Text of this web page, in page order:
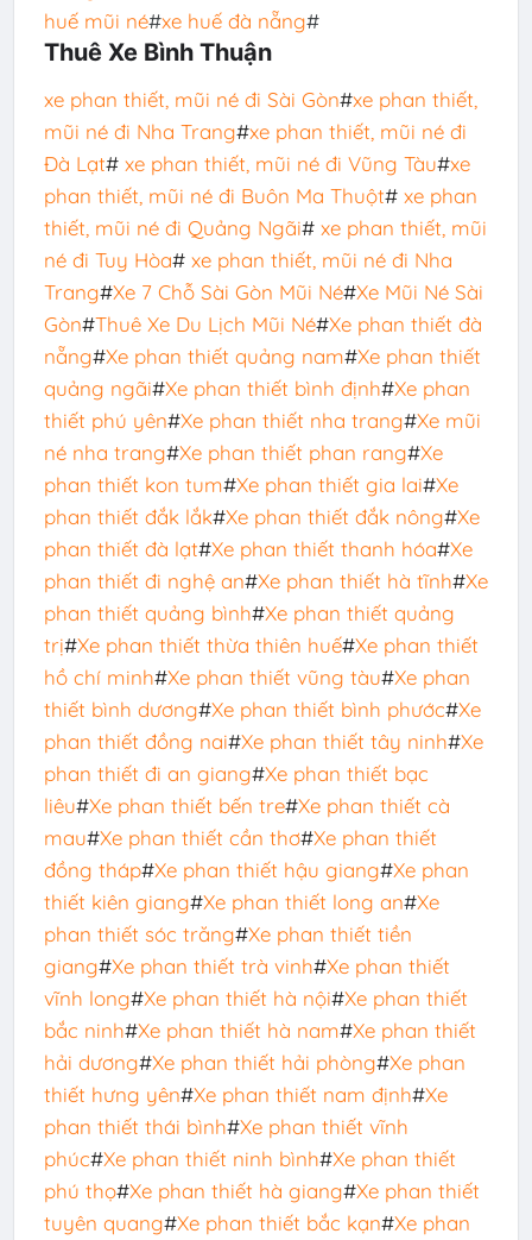
huế mũi né#xe huế đà nẵng#
Thuê Xe Bình Thuận
xe phan thiết, mũi né đi Sài Gòn#xe phan thiết,
mũi né đi Nha Trang#xe phan thiết, mũi né đi
Đà Lạt# xe phan thiết, mũi né đi Vũng Tàu#xe
phan thiết, mũi né đi Buôn Ma Thuột# xe phan
thiết, mũi né đi Quảng Ngãi# xe phan thiết, mũi
né đi Tuy Hòa# xe phan thiết, mũi né đi Nha
Trang#Xe 7 Chỗ Sài Gòn Mũi Né#Xe Mũi Né Sài
Gòn#Thuê Xe Du Lịch Mũi Né#Xe phan thiết đà
nẵng#Xe phan thiết quảng nam#Xe phan thiết
quảng ngãi#Xe phan thiết bình định#Xe phan
thiết phú yên#Xe phan thiết nha trang#Xe mũi
né nha trang#Xe phan thiết phan rang#Xe
phan thiết kon tum#Xe phan thiết gia lai#Xe
phan thiết đắk lắk#Xe phan thiết đắk nông#Xe
phan thiết đà lạt#Xe phan thiết thanh hóa#Xe
phan thiết đi nghệ an#Xe phan thiết hà tĩnh#Xe
phan thiết quảng bình#Xe phan thiết quảng
trị#Xe phan thiết thừa thiên huế#Xe phan thiết
hồ chí minh#Xe phan thiết vũng tàu#Xe phan
thiết bình dương#Xe phan thiết bình phước#Xe
phan thiết đồng nai#Xe phan thiết tây ninh#Xe
phan thiết đi an giang#Xe phan thiết bạc
liêu#Xe phan thiết bến tre#Xe phan thiết cà
mau#Xe phan thiết cần thơ#Xe phan thiết
đồng tháp#Xe phan thiết hậu giang#Xe phan
thiết kiên giang#Xe phan thiết long an#Xe
phan thiết sóc trăng#Xe phan thiết tiền
giang#Xe phan thiết trà vinh#Xe phan thiết
vĩnh long#Xe phan thiết hà nội#Xe phan thiết
bắc ninh#Xe phan thiết hà nam#Xe phan thiết
hải dương#Xe phan thiết hải phòng#Xe phan
thiết hưng yên#Xe phan thiết nam định#Xe
phan thiết thái bình#Xe phan thiết vĩnh
phúc#Xe phan thiết ninh bình#Xe phan thiết
phú thọ#Xe phan thiết hà giang#Xe phan thiết
tuyên quang#Xe phan thiết bắc kạn#Xe phan